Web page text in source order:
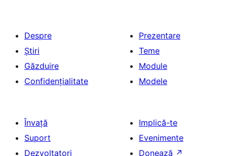
Despre
Știri
Găzduire
Confidențialitate
Prezentare
Teme
Module
Modele
Învață
Suport
Dezvoltatori
Implică-te
Evenimente
Donează ↗